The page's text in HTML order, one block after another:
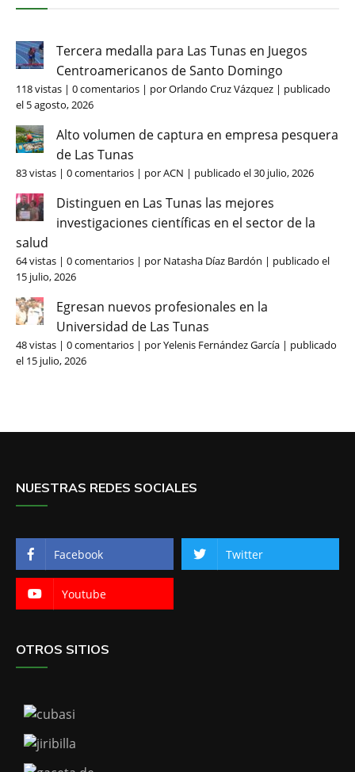
Tercera medalla para Las Tunas en Juegos
Centroamericanos de Santo Domingo
118 vistas | 0 comentarios | porOrlando Cruz Vázquez | publicado
el 5 agosto, 2026
Alto volumen de captura en empresa pesquera
de Las Tunas
83 vistas | 0 comentarios | porACN | publicado el 30 julio, 2026
Distinguen en Las Tunas las mejores
investigaciones científicas en el sector de la
salud
64 vistas | 0 comentarios | por Natasha Díaz Bardón | publicado el
15 julio, 2026
Egresan nuevos profesionales en la
Universidad de Las Tunas
48 vistas | 0 comentarios | porYelenis Fernández García | publicado
el 15 julio, 2026
NUESTRAS REDES SOCIALES
Facebook Twitter
Youtube
OTROS SITIOS